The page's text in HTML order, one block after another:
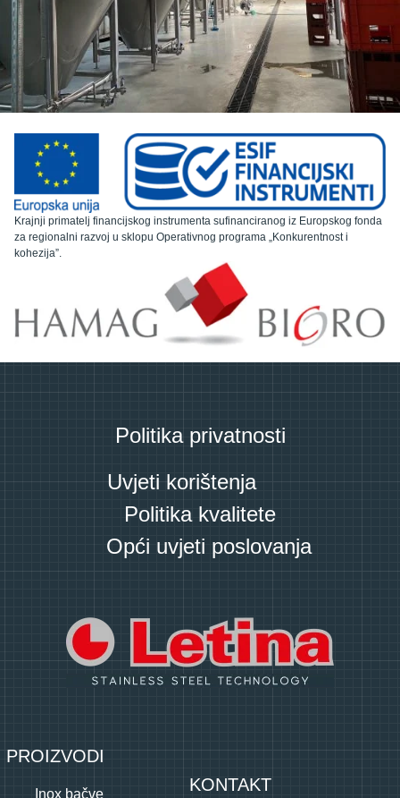
Krajnji primatelj financijskog instrumenta sufinanciranog iz Europskog fonda
za regionalni razvoj u sklopu Operativnog programa „Konkurentnost i
kohezija”.
Politika privatnosti
Uvjeti korištenja
Politika kvalitete
Opći uvjeti poslovanja
PROIZVODI
Inox bačve KONTAKT